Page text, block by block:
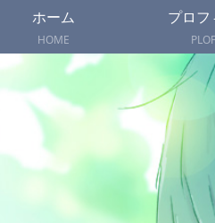
ホーム
HOME
プロフ